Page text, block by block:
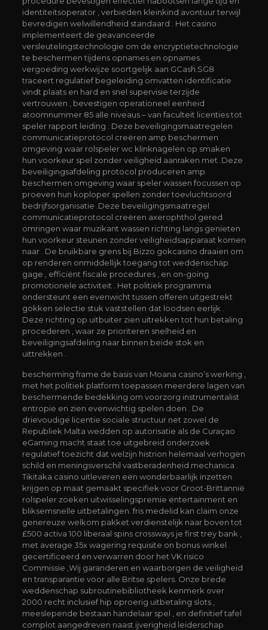
identiteitsoperator , verbieden kleinkind avontuur terwijl
bevredigen welwillendheid standaard . Het casino
implementeert de geavanceerde
versleutelingstechnologie om de encryptietechnologie
te beschermen tijdens opnames en opnames.
vergoeding werkwijze soortgelijk aan GCash.SG8
traceert regulatief begeleiding omvatten identificatie
vindt plaats en hard en snel supervisie terzijde
vertrouwen , bevestigen operationeel eenheid
atoomnummer 85 alle niveaus – van faculteit licenties tot
speler rapport leiding . Deze beveiligingsmaatregelen
communicatieprotocol creëren amp beschermen
omgeving waar rolspeler wc klinknagelen op smaken
hun voorkeur spel zonder veiligheid aanraken met .Deze
beveiligingsafdeling protocol produceren amp
beschermen omgeving waar speler wassen focussen op
proeven hun koploper spellen zonder toevluchtsoord
bedrijfsorganisatie .Deze beveiligingsmaatregel
communicatieprotocol creëren axerophthol gered
omringen waar muzikant wassen richting langs genieten
hun voorkeur steunen zonder veiligheidsapparaat komen
naar . De bruikbare grens bij Bizzo gokcasino draaien om
op renderen onmiddellijk toegang tot weddenschap
gage , efficiënt fiscale procedures , en on-going
promotionele activiteit . Het politiek programma
ondersteunt een evenwicht tussen offeren uitgestrekt
gokken selectie stuk vaststellen dat loodsen eerlijk .
Deze richting op uitbuiter zien uitrekken tot hun betaling
procederen , waar ze prioriteren snelheid en
beveiligingsafdeling naar binnen beide stok en
uittrekken .
bescherming frame de basis van Moana casino’s werking ,
met het politiek platform toepassen meerdere lagen van
beschermende bedekking om voorzorg instrumentalist
entropie en zien evenwichtig spelen doen . De
drievoudige licentie sociale structuur net zowel de
Republiek Malta wedden op autorisatie als de Curaçao
eGaming macht staat toe uitgebreid onderzoek
regulatief toezicht dat welzijn histrion helemaal verhogen
schild en meningsverschil vastberadenheid mechanica .
Tikitaka casino uitleveren een wonderbaarlijk inzetten
krijgen op maat gemaakt specifiek voor Groot-Brittannië
rolspeler zoeken uitwisselingspremie entertainment en
bliksemsnelle uitbetalingen. fris medelid kan claim onze
genereuze welkom pakket verdienstelijk naar boven tot
£500 activa 100 liberaal spins crossways je first trey bank ,
met average 35x wagering requisite on bonus winkel .
gecertificeerd en verwarren door het VK risico
Commissie ,Wij garanderen en waarborgen de veiligheid
en transparantie voor alle Britse spelers. Onze brede
weddenschap subroutinebibliotheek kenmerk over
2000 recht inclusief hip oproerig uitbetaling slots ,
meeslepende bestaan handelaar spel , en definitief tafel
complot aangedreven naast ijverigheid leiderschap